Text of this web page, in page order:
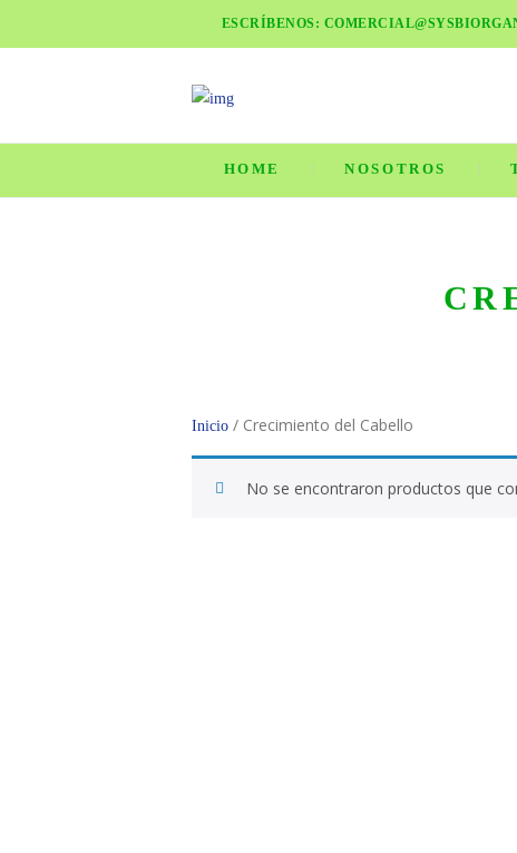
ESCRÍBENOS:
HOME NOSOTROS
Inicio / Crecimiento del Cabello
No se encontraron productos que